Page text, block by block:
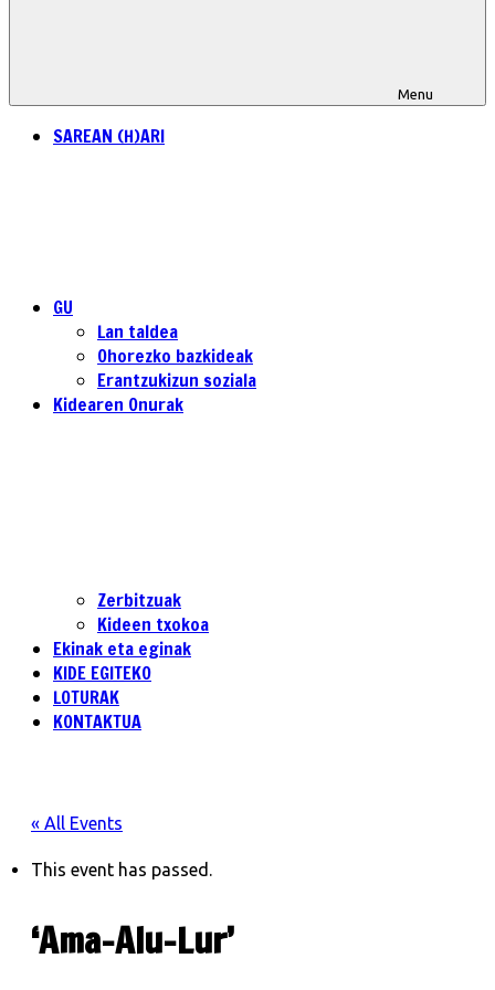
Menu
SAREAN (H)ARI
GU
Lan taldea
Ohorezko bazkideak
Erantzukizun soziala
Kidearen Onurak
Zerbitzuak
Kideen txokoa
Ekinak eta eginak
KIDE EGITEKO
LOTURAK
KONTAKTUA
« All Events
This event has passed.
‘Ama-Alu-Lur’